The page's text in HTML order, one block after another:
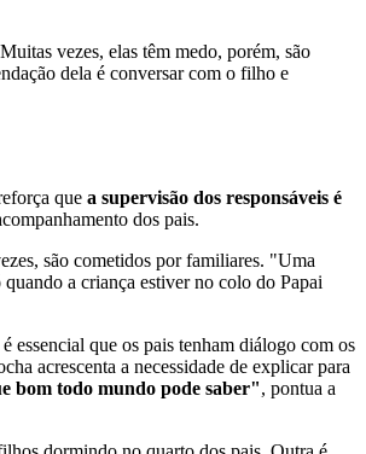
vezes, elas têm medo, porém, são
dela é conversar com o filho e
que a supervisão dos responsáveis é
dos pais.
são cometidos por familiares. "Uma
a criança estiver no colo do Papai
essencial que os pais tenham diálogo com os
acrescenta a necessidade de explicar para
bom todo mundo pode saber", pontua a